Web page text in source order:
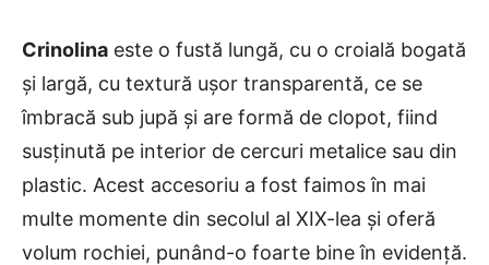
Crinolina este o fustă lungă, cu o croială bogată
şi largă, cu textură uşor transparentă, ce se
îmbracă sub jupă și are formă de clopot, fiind
susţinută pe interior de cercuri metalice sau din
plastic. Acest accesoriu a fost faimos în mai
multe momente din secolul al XIX-lea și oferă
volum rochiei, punând-o foarte bine în evidență.